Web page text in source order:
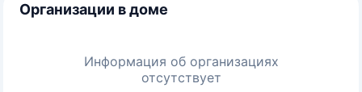
Организации в доме
Информация об организациях
отсутствует